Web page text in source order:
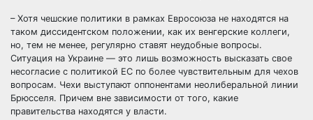
– Хотя чешские политики в рамках Евросоюза не находятся на
таком диссидентском положении, как их венгерские коллеги,
но, тем не менее, регулярно ставят неудобные вопросы.
Ситуация на Украине — это лишь возможность высказать свое
несогласие с политикой ЕС по более чувствительным для чехов
вопросам. Чехи выступают оппонентами неолиберальной линии
Брюсселя. Причем вне зависимости от того, какие
правительства находятся у власти.